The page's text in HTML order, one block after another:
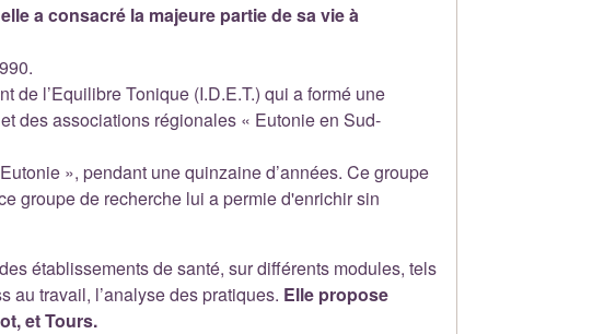
a consacré la majeure partie de sa vie à
de l’Equilibre Tonique (I.D.E.T.) qui a formé une
des associations régionales « Eutonie en Sud-
», pendant une quinzaine d’années. Ce groupe
groupe de recherche lui a permie d'enrichir sin
établissements de santé, sur différents modules, tels
au travail, l’analyse des pratiques. Elle propose
et Tours.